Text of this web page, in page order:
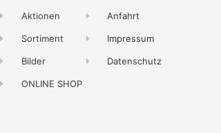
Aktionen
Sortiment
Bilder
ONLINE SHOP
Anfahrt
Impressum
Datenschutz